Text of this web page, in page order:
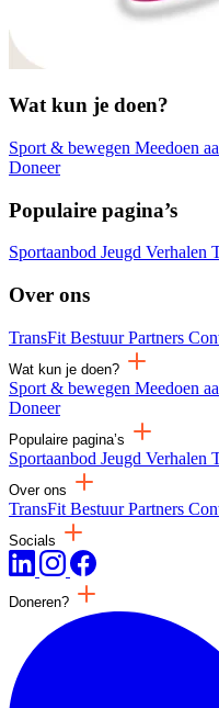
Wat kun je doen?
Sport & bewegen Meedoen
Doneer
Populaire pagina’s
Sportaanbod Jeugd Verhalen
Over ons
TransFit BestuurPartners
Wat kun je doen?
Sport & bewegen Meedoen
Doneer
Populaire pagina’s
Sportaanbod Jeugd Verhalen
Over ons
TransFit BestuurPartners
Socials
Doneren?